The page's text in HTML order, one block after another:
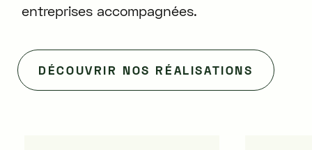
entreprises accompagnées.
DÉCOUVRIR NOS RÉALISATIONS